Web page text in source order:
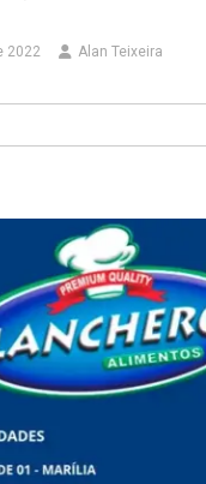
2022 Alan Teixeira